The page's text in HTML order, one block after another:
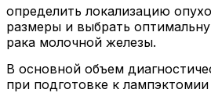
определить локализацию
размеры и выбрать
рака молочной железы.
В основной объем
при подготовке к лампэктомии